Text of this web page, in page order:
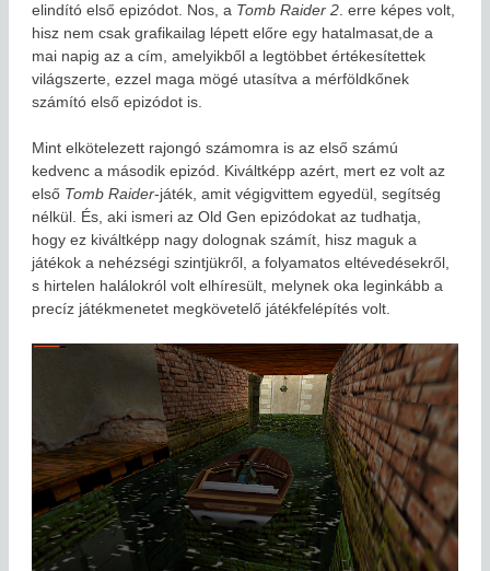
elindító első epizódot. Nos, a Tomb Raider 2. erre képes volt,
hisz nem csak grafikailag lépett előre egy hatalmasat,de a
mai napig az a cím, amelyikből a legtöbbet értékesítettek
világszerte, ezzel maga mögé utasítva a mérföldkőnek
számító első epizódot is.
Mint elkötelezett rajongó számomra is az első számú
kedvenc a második epizód. Kiváltképp azért, mert ez volt az
első Tomb Raider-játék, amit végigvittem egyedül, segítség
nélkül. És, aki ismeri az Old Gen epizódokat az tudhatja,
hogy ez kiváltképp nagy dolognak számít, hisz maguk a
játékok a nehézségi szintjükről, a folyamatos eltévedésekről,
s hirtelen halálokról volt elhíresült, melynek oka leginkább a
precíz játékmenetet megkövetelő játékfelépítés volt.